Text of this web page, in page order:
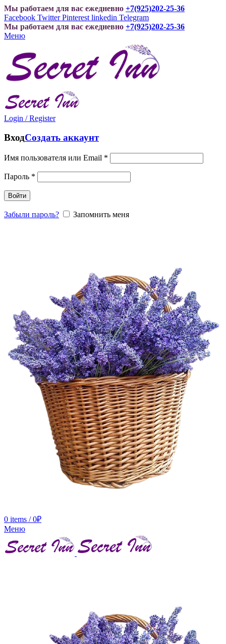
Мы работаем для вас ежедневно +7(925)202-25-36
Facebook Twitter Pinterest linkedin Telegram
Мы работаем для вас ежедневно +7(925)202-25-36
Меню
Login / Register
ВходСоздать аккаунт
Имя пользователя или Email *
Пароль *
Войти
Забыли пароль? Запомнить меня
0 items / 0₽
Меню